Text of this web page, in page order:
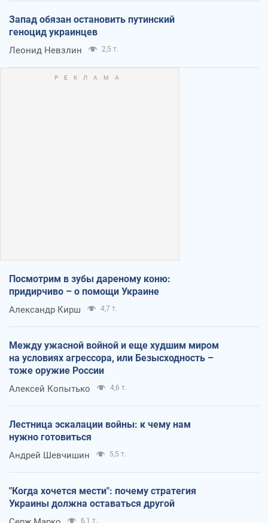
Запад обязан остановить путинский
геноцид украинцев
Леонид Невзлин 2,5 т.
Посмотрим в зубы дареному коню:
придирчиво – о помощи Украине
Александр Кирш 4,7 т.
Между ужасной войной и еще худшим миром
на условиях агрессора, или Безысходность –
тоже оружие России
Алексей Копытько 4,6 т.
Лестница эскалации войны: к чему нам
нужно готовиться
Андрей Шевчишин 5,5 т.
"Когда хочется мести": почему стратегия
Украины должна оставаться другой
6,1 т.